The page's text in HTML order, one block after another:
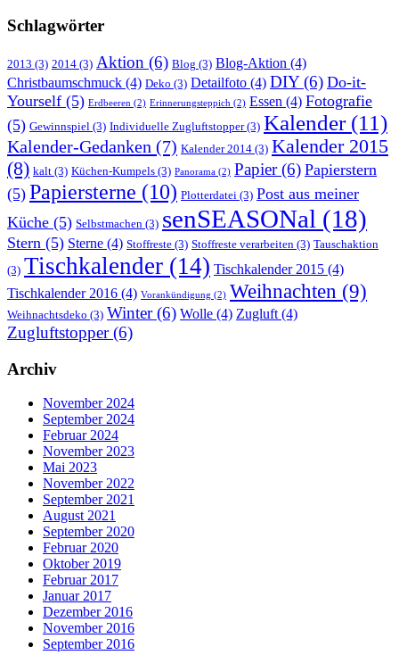
Schlagwörter
2013 (3) 2014 (3) Aktion (6) Blog (3) Blog-Aktion (4)
Christbaumschmuck (4) Deko (3) Detailfoto (4) DIY(6) Do-it-
Yourself (5) Erdbeeren (2) Erinnerungsteppich (2) Essen (4) Fotografie
(5) Gewinnspiel (3) Individuelle Zugluftstopper(3) Kalender(11)
Kalender-Gedanken (7) Kalender 2014 (3) Kalender 2015
(8) kalt (3) Küchen-Kumpels (3) Panorama (2) Papier(6) Papierstern
(5) Papiersterne (10) Plotterdatei (3) Post aus meiner
Küche (5) Selbstmachen (3) senSEASONal (18)
Stern (5) Sterne (4) Stoffreste (3) Stoffreste verarbeiten (3) Tauschaktion
(3) Tischkalender (14) Tischkalender 2015 (4)
Tischkalender 2016 (4) Vorankündigung (2) Weihnachten (9)
Weihnachtsdeko (3) Winter(6) Wolle (4) Zugluft (4)
Zugluftstopper(6)
Archiv
November 2024
September 2024
Februar 2024
November 2023
Mai 2023
November 2022
September 2021
August 2021
September 2020
Februar 2020
Oktober 2019
Februar 2017
Januar 2017
Dezember 2016
November 2016
September 2016